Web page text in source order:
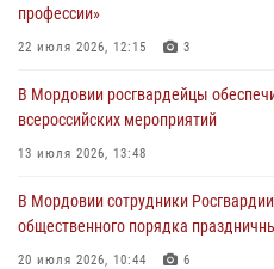
06 августа 2026, 07:03
незамедлительно
05 августа 2026, 15:04
подозреваемого в причинении
05 августа 2026, 12:34
профессии»
22 июля 2026, 12:15 3
В Мордовии росгвардейцы
всероссийских мероприятий
13 июля 2026, 13:48
В Мордовии сотрудники
общественного порядка
20 июля 2026, 10:44 6